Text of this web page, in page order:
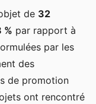
de 32
% par rapport à
par les
des
de promotion
ont rencontré